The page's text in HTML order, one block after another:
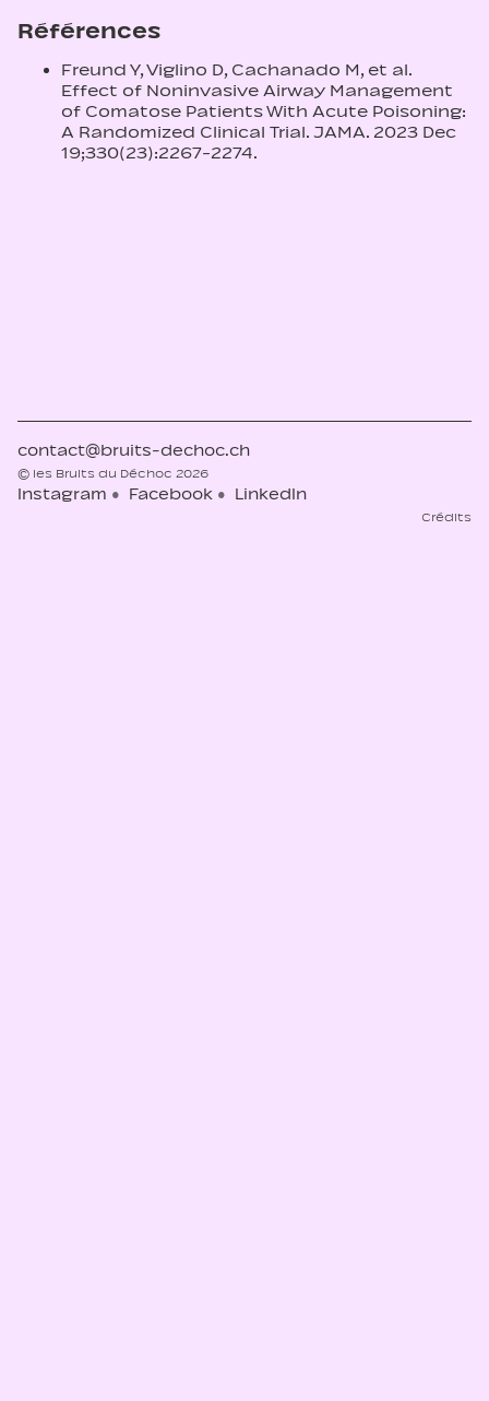
Références
Freund Y, Viglino D, Cachanado M, et al.
Effect of Noninvasive Airway Management
of Comatose Patients With Acute Poisoning:
A Randomized Clinical Trial. JAMA. 2023 Dec
19;330(23):2267-2274.
contact@bruits-dechoc.ch
© les Bruits du Déchoc 2026
Instagram Facebook LinkedIn
Crédits